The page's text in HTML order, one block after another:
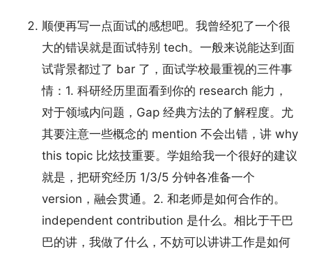
顺便再写一点面试的感想吧。我曾经犯了一个很
大的错误就是面试特别 tech。一般来说能达到面
试背景都过了 bar 了，面试学校最重视的三件事
情：1. 科研经历里面看到你的 research 能力，
对于领域内问题，Gap 经典方法的了解程度。尤
其要注意一些概念的 mention 不会出错，讲 why
this topic 比炫技重要。学姐给我一个很好的建议
就是，把研究经历 1/3/5 分钟各准备一个
version，融会贯通。2. 和老师是如何合作的。
independent contribution 是什么。相比于干巴
巴的讲，我做了什么，不妨可以讲讲工作是如何